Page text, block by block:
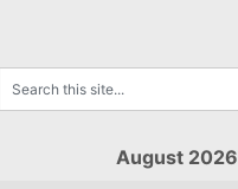
August 2026